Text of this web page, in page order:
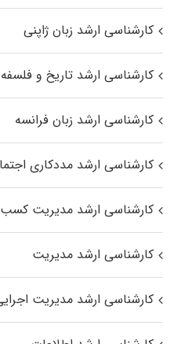
کارشناسی ارشد زبان ژاپنی
کارشناسی ارشد تاریخ و
کارشناسی ارشد زبان فرانسه
کارشناسی ارشد مددکاری
کارشناسی ارشد مدیریت کسب
کارشناسی ارشد مدیریت
کارشناسی ارشد مدیریت